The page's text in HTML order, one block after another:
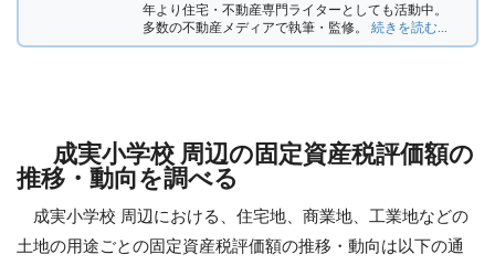
年より住宅・不動産専門ライターとしても活動中。
多数の不動産メディアで執筆・監修。 続きを読む...
成実小学校 周辺の固定資産税評価額の
推移・動向を調べる
成実小学校 周辺における、住宅地、商業地、工業地などの
土地の用途ごとの固定資産税評価額の推移・動向は以下の通